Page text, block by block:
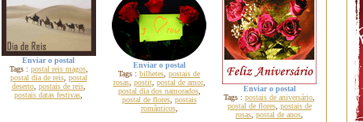
Enviar o postal
Tags : postal reis magos,
postal dia de reis, postal
deserto, postais de reis,
postais datas festivas
Enviar o postal
Tags : bilhetes postais de
rosas, postit, postal de amor,
postal dia dos namorados,
postal de flores, postais
românticos,
Enviar o postal
Tags : postais de aniversário
postal de flores, postais de
rosas postal de anos